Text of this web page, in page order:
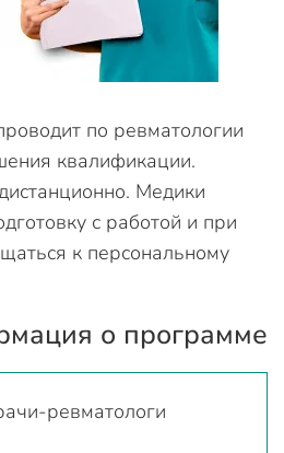
по ревматологии
квалификации.
Медики
с работой и при
к персональному
о программе
ревматологи